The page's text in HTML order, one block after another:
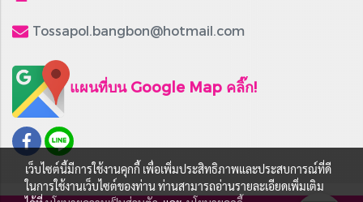
Tossapol.bangbon@hotmail.com
แผนที่บน Google Map คลิ๊ก!
เว็บไซต์นี้มีการใช้งานคุกกี้ เพื่อเพิ่มประสิทธิภาพและประสบการณ์ที่ดี
ในการใช้งานเว็บไซต์ของท่าน ท่านสามารถอ่านรายละเอียดเพิ่มเติม